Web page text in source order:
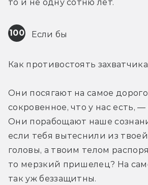
то и не одну сотню лет.
100 Если бы
Как противостоять
Они посягают на самое
сокровенное, что у нас есть,
Они порабощают наше
если тебя вытеснили из
головы, а твоим телом
то мерзкий пришелец? На
так уж беззащитны.